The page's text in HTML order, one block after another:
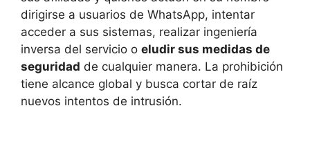
dirigirse a usuarios de WhatsApp, intentar
acceder a sus sistemas, realizar ingeniería
inversa del servicio o eludir sus medidas de
seguridad de cualquier manera. La prohibición
tiene alcance global y busca cortar de raíz
nuevos intentos de intrusión.